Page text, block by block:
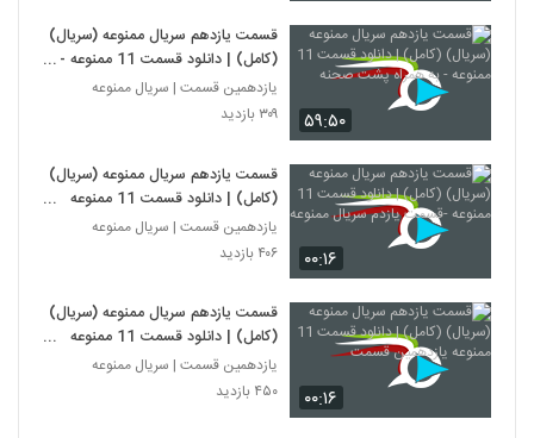
۵۹:۵۰
قسمت یازدهم سریال ممنوعه (سریال)
(کامل) | دانلود قسمت 11 ممنوعه -
به همراه پشت صحنه
یازدهمین قسمت | سریال ممنوعه
۳۰۹ بازدید
۰۰:۱۶
قسمت یازدهم سریال ممنوعه (سریال)
(کامل) | دانلود قسمت 11 ممنوعه
-قسمت یازدم سریال ممنوعه
یازدهمین قسمت | سریال ممنوعه
۴۰۶ بازدید
۰۰:۱۶
قسمت یازدهم سریال ممنوعه (سریال)
(کامل) | دانلود قسمت 11 ممنوعه
یازدهمین قسمت
یازدهمین قسمت | سریال ممنوعه
۴۵۰ بازدید